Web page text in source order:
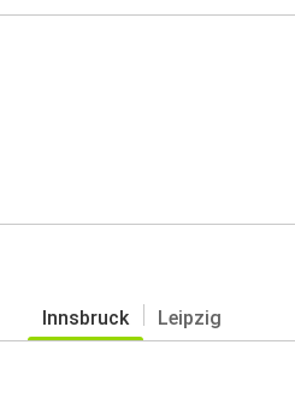
Innsbruck Leipzig